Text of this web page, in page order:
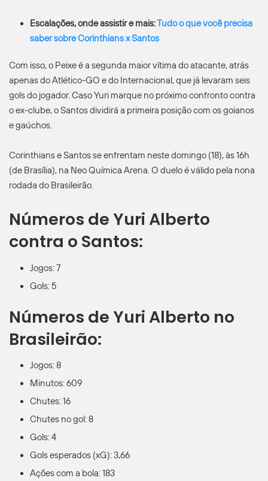
Escalações, onde assistir e mais:Tudo o que você precisa
saber sobre Corinthians x Santos
Com isso, o Peixe é a segunda maior vítima do atacante, atrás
apenas do Atlético-GO e do Internacional, que já levaram seis
gols do jogador. Caso Yuri marque no próximo confronto contra
o ex-clube, o Santos dividirá a primeira posição com os goianos
e gaúchos.
Corinthians e Santos se enfrentam neste domingo (18), às 16h
(de Brasília), na Neo Química Arena. O duelo é válido pela nona
rodada do Brasileirão.
Números de Yuri Alberto
contra o Santos:
Jogos: 7
Gols: 5
Números de Yuri Alberto no
Brasileirão:
Jogos: 8
Minutos: 609
Chutes: 16
Chutes no gol: 8
Gols: 4
Gols esperados (xG): 3,66
Ações com a bola: 183